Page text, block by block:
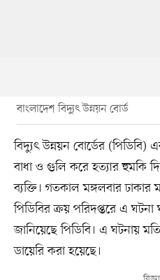
বাংলাদেশ বিদ্যুৎ উন্নয়ন বোর্ড
বিদ্যুৎ উন্নয়ন বোর্ডের (পিডিবি)
বাধা ও গুলি করে হত্যার হুমকি
ব্যক্তি। গতকাল মঙ্গলবার
পিডিবির ক্রয় পরিদপ্তরে এ
জানিয়েছে পিডিবি। এ ঘটনায়
ডায়েরি করা হয়েছে।